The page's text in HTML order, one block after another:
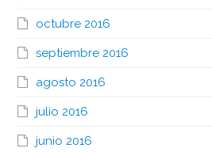
octubre 2016
septiembre 2016
agosto 2016
julio 2016
junio 2016